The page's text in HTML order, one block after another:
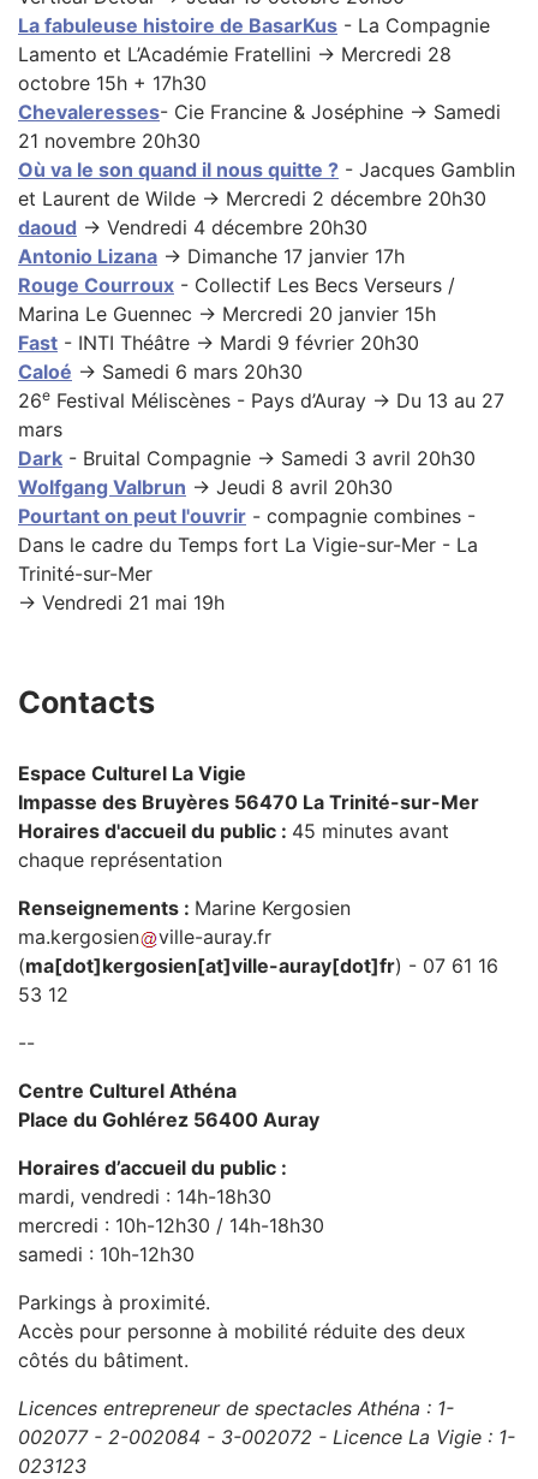
La fabuleuse histoire de BasarKus - La Compagnie
Lamento et L’Académie Fratellini → Mercredi 28
octobre 15h + 17h30
Chevaleresses- Cie Francine & Joséphine → Samedi
21 novembre 20h30
Où va le son quand il nous quitte ? - Jacques Gamblin
et Laurent de Wilde → Mercredi 2 décembre 20h30
daoud → Vendredi 4 décembre 20h30
Antonio Lizana → Dimanche 17 janvier 17h
Rouge Courroux - Collectif Les Becs Verseurs /
Marina Le Guennec → Mercredi 20 janvier 15h
Fast - INTI Théâtre → Mardi 9 février 20h30
Caloé → Samedi 6 mars 20h30
26e Festival Méliscènes - Pays d’Auray → Du 13 au 27
mars
Dark - Bruital Compagnie → Samedi 3 avril 20h30
Wolfgang Valbrun → Jeudi 8 avril 20h30
Pourtant on peut l'ouvrir - compagnie combines -
Dans le cadre du Temps fort La Vigie-sur-Mer - La
Trinité-sur-Mer
→ Vendredi 21 mai 19h
Contacts
Espace Culturel La Vigie
Impasse des Bruyères 56470 La Trinité-sur-Mer
Horaires d'accueil du public : 45 minutes avant
chaque représentation
Renseignements : Marine Kergosien
ma.kergosien ville-auray.fr
(ma[dot]kergosien[at]ville-auray[dot]fr) - 07 61 16
53 12
--
Centre Culturel Athéna
Place du Gohlérez 56400 Auray
Horaires d’accueil du public :
mardi, vendredi : 14h-18h30
mercredi : 10h-12h30 / 14h-18h30
samedi : 10h-12h30
Parkings à proximité.
Accès pour personne à mobilité réduite des deux
côtés du bâtiment.
Licences entrepreneur de spectacles Athéna : 1-
002077 - 2-002084 - 3-002072 - Licence La Vigie : 1-
023123